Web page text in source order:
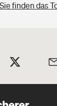
Sie finden das